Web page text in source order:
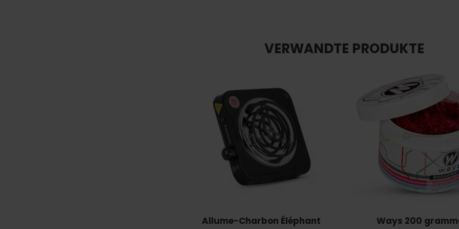
VERWANDTE PRODUKTE
Allume-Charbon Éléphant Ways 200